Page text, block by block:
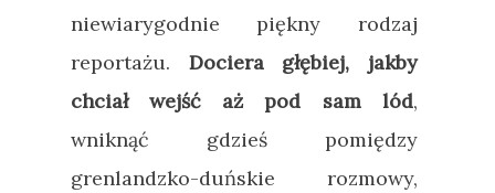
niewiarygodnie piękny rodzaj
reportażu. Dociera głębiej, jakby
chciał wejść aż pod sam lód,
wniknąć gdzieś pomiędzy
grenlandzko-duńskie rozmowy,